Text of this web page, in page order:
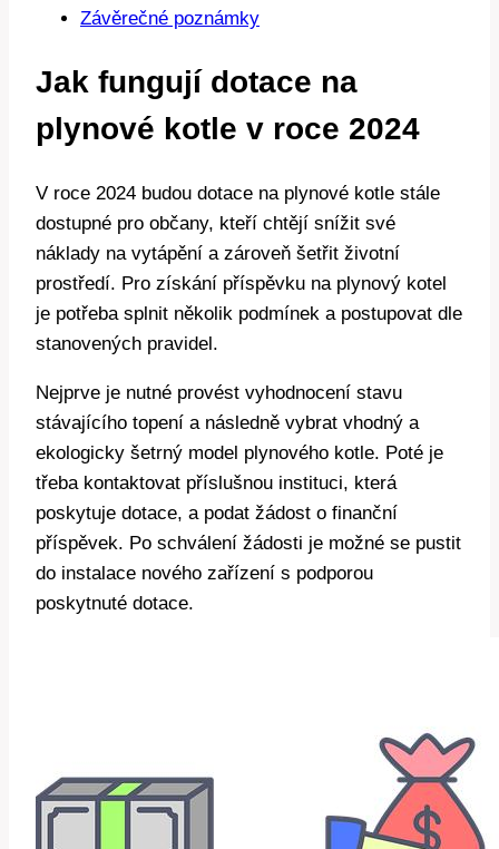
Závěrečné poznámky
Jak fungují dotace na
plynové kotle v roce 2024
V roce 2024 budou dotace na plynové kotle stále
dostupné pro občany, kteří chtějí snížit své
náklady na vytápění a zároveň šetřit životní
prostředí. Pro získání příspěvku na plynový kotel
je potřeba splnit několik podmínek a postupovat dle
stanovených pravidel.
Nejprve je nutné provést vyhodnocení stavu
stávajícího topení a následně vybrat vhodný a
ekologicky šetrný model plynového kotle. Poté je
třeba kontaktovat příslušnou instituci, která
poskytuje dotace, a podat žádost o finanční
příspěvek. Po schválení žádosti je možné se pustit
do instalace nového zařízení s podporou
poskytnuté dotace.